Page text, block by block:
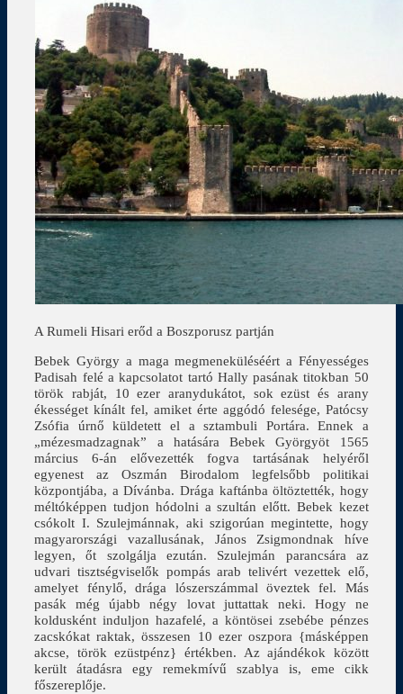
A Rumeli Hisari erőd a Boszporusz partján
Bebek György a maga megmeneküléséért a Fényességes
Padisah felé a kapcsolatot tartó Hally pasának titokban 50
török rabját, 10 ezer aranydukátot, sok ezüst és arany
ékességet kínált fel, amiket érte aggódó felesége, Patócsy
Zsófia úrnő küldetett el a sztambuli Portára. Ennek a
„mézesmadzagnak” a hatására Bebek Györgyöt 1565
március 6-án elővezették fogva tartásának helyéről
egyenest az Oszmán Birodalom legfelsőbb politikai
központjába, a Dívánba. Drága kaftánba öltöztették, hogy
méltóképpen tudjon hódolni a szultán előtt. Bebek kezet
csókolt I. Szulejmánnak, aki szigorúan megintette, hogy
magyarországi vazallusának, János Zsigmondnak híve
legyen, őt szolgálja ezután. Szulejmán parancsára az
udvari tisztségviselők pompás arab telivért vezettek elő,
amelyet fénylő, drága lószerszámmal öveztek fel. Más
pasák még újabb négy lovat juttattak neki. Hogy ne
koldusként induljon hazafelé, a köntösei zsebébe pénzes
zacskókat raktak, összesen 10 ezer oszpora {másképpen
akcse, török ezüstpénz} értékben. Az ajándékok között
került átadásra egy remekmívű szablya is, eme cikk
főszereplője.